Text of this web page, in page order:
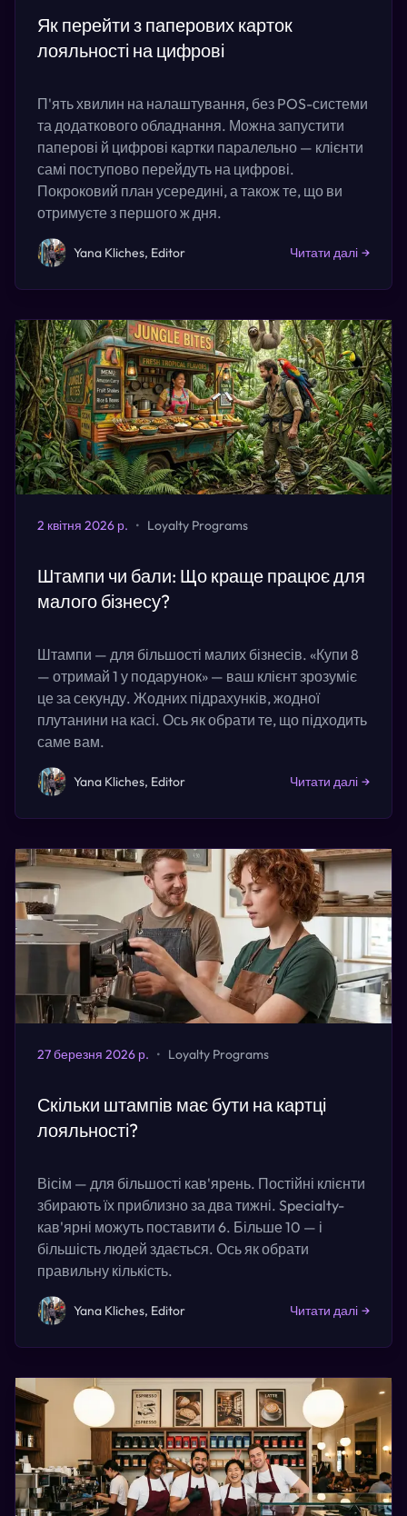
Як перейти з паперових карток
лояльності на цифрові
П'ять хвилин на налаштування, без POS-системи
та додаткового обладнання. Можна запустити
паперові й цифрові картки паралельно — клієнти
самі поступово перейдуть на цифрові.
Покроковий план усередині, а також те, що ви
отримуєте з першого ж дня.
Yana Kliches, Editor Читати далі →
2 квітня 2026 р. • Loyalty Programs
Штампи чи бали: Що краще працює для
малого бізнесу?
Штампи — для більшості малих бізнесів. «Купи 8
— отримай 1 у подарунок» — ваш клієнт зрозуміє
це за секунду. Жодних підрахунків, жодної
плутанини на касі. Ось як обрати те, що підходить
саме вам.
Yana Kliches, Editor Читати далі →
27 березня 2026 р. • Loyalty Programs
Скільки штампів має бути на картці
лояльності?
Вісім — для більшості кав'ярень. Постійні клієнти
збирають їх приблизно за два тижні. Specialty-
кав'ярні можуть поставити 6. Більше 10 — і
більшість людей здається. Ось як обрати
правильну кількість.
Yana Kliches, Editor Читати далі →